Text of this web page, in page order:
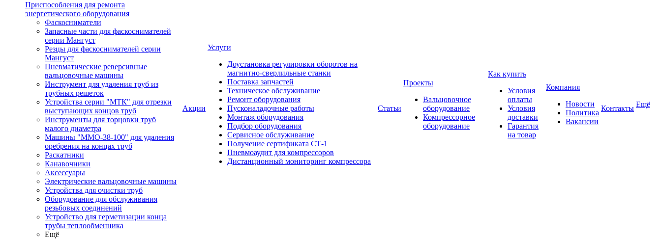
Приспособления для ремонта
энергетического оборудования
Фаскосниматели
Запасные части для фаскоснимателей
серии Мангуст
Резцы для фаскоснимателей серии
Мангуст
Пневматические реверсивные
вальцовочные машины
Инструмент для удаления труб из
трубных решеток
Устройства серии "МТК" для отрезки
выступающих концов труб
Инструменты для торцовки труб
малого диаметра
Машины "ММО-38-100" для удаления
оребрения на концах труб
Раскатники
Канавочники
Аксессуары
Электрические вальцовочные машины
Устройства для очистки труб
Оборудование для обслуживания
резьбовых соединений
Устройство для герметизации конца
трубы теплообменника
Ещё
Акции
Услуги
Доустановка регулировки оборотов на
магнитно-сверлильные станки
Поставка запчастей
Техническое обслуживание
Ремонт оборудования
Пусконаладочные работы
Монтаж оборудования
Подбор оборудования
Сервисное обслуживание
Получение сертификата СТ-1
Пневмоаудит для компрессоров
Дистанционный мониторинг компрессора
Статьи
Проекты
Вальцовочное
оборудование
Компрессорное
оборудование
Как купить
Условия
оплаты
Условия
доставки
Гарантия
на товар
Компания
Новости
Политика
Вакансии
Контакты Ещё